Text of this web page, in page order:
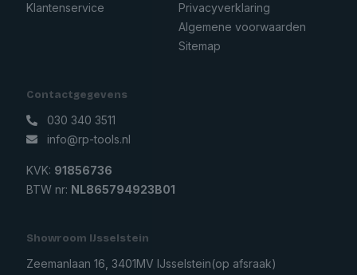
Klantenservice
Privacyverklaring
Algemene voorwaarden
Sitemap
Contactgegevens
030 340 3511
info@rp-tools.nl
KVK: 91856736
BTW nr: NL865794923B01
Showroom IJsselstein
Zeemanlaan 16, 3401MV IJsselstein(op afsraak)